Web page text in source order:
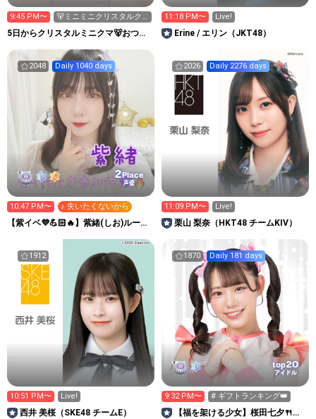
9:45 PM〜
🐻ミニミニクリスタルク
マ求🐻
5日からクリスタルミニクマ🐻おつか
11:18 PM〜 Live!
Erine / エリン（JKT48）
2048 Daily 1040 days
2Place
声優
10:47 PM〜 ♪ 失いたくないから
【紫イベ💜💪🏻🔥】紫緒(しお)ルーム
2026 Daily 2276 days
11:09 PM〜 Live!
栗山 梨奈（HKT48 チームKIV）
1912
10:51 PM〜 Live!
西井 美桜（SKE48 チームE）
1870 Daily 181 days
top20
アイドル
9:32 PM〜 # ギフトランキング👑
【福を架ける少女】桜田七夕🍴牛